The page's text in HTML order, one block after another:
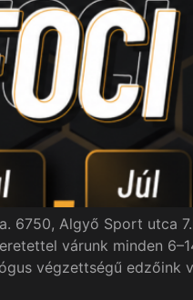
6750, Algyő Sport utca 7.
várunk minden
végzettségű edzőink